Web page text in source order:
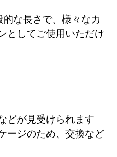
な長さで、様々なカ
としてご使用いただけ
どが見受けられます
ージのため、交換など